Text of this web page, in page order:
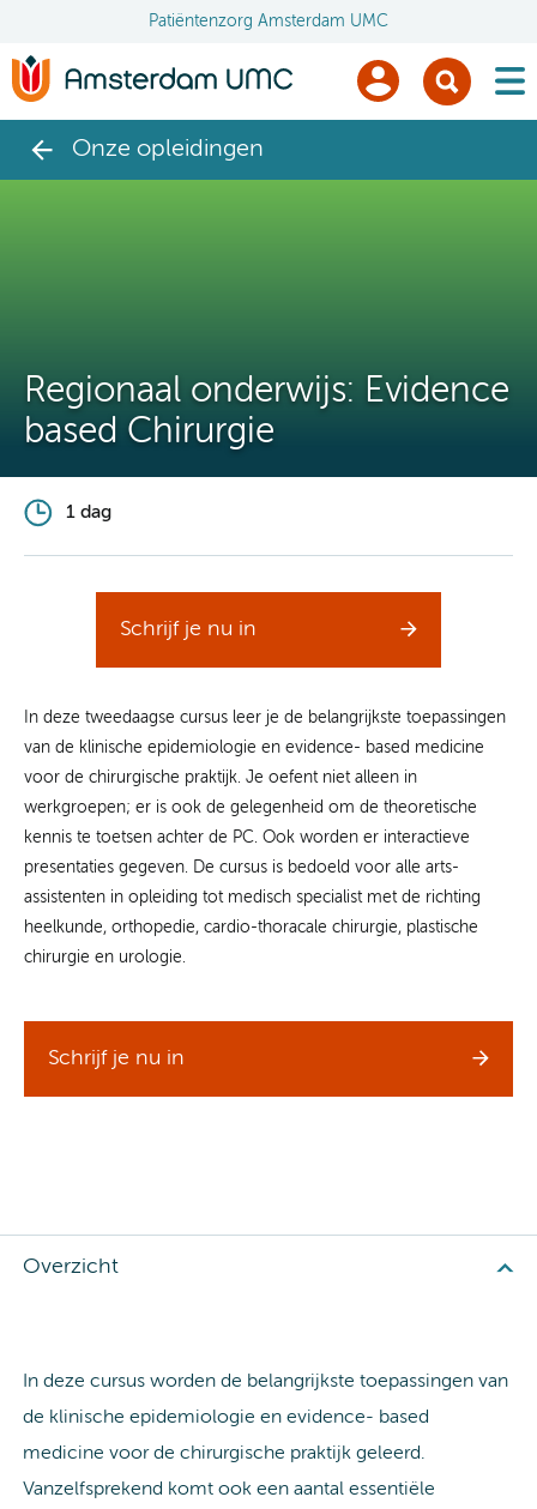
Patiëntenzorg Amsterdam UMC
Onze opleidingen
Regionaal onderwijs: Evidence
based Chirurgie
1 dag
Schrijf je nu in
In deze tweedaagse cursus leer je de belangrijkste toepassingen
van de klinische epidemiologie en evidence- based medicine
voor de chirurgische praktijk. Je oefent niet alleen in
werkgroepen; er is ook de gelegenheid om de theoretische
kennis te toetsen achter de PC. Ook worden er interactieve
presentaties gegeven. De cursus is bedoeld voor alle arts-
assistenten in opleiding tot medisch specialist met de richting
heelkunde, orthopedie, cardio-thoracale chirurgie, plastische
chirurgie en urologie.
Schrijf je nu in
Overzicht
In deze cursus worden de belangrijkste toepassingen van
de klinische epidemiologie en evidence- based
medicine voor de chirurgische praktijk geleerd.
Vanzelfsprekend komt ook een aantal essentiële